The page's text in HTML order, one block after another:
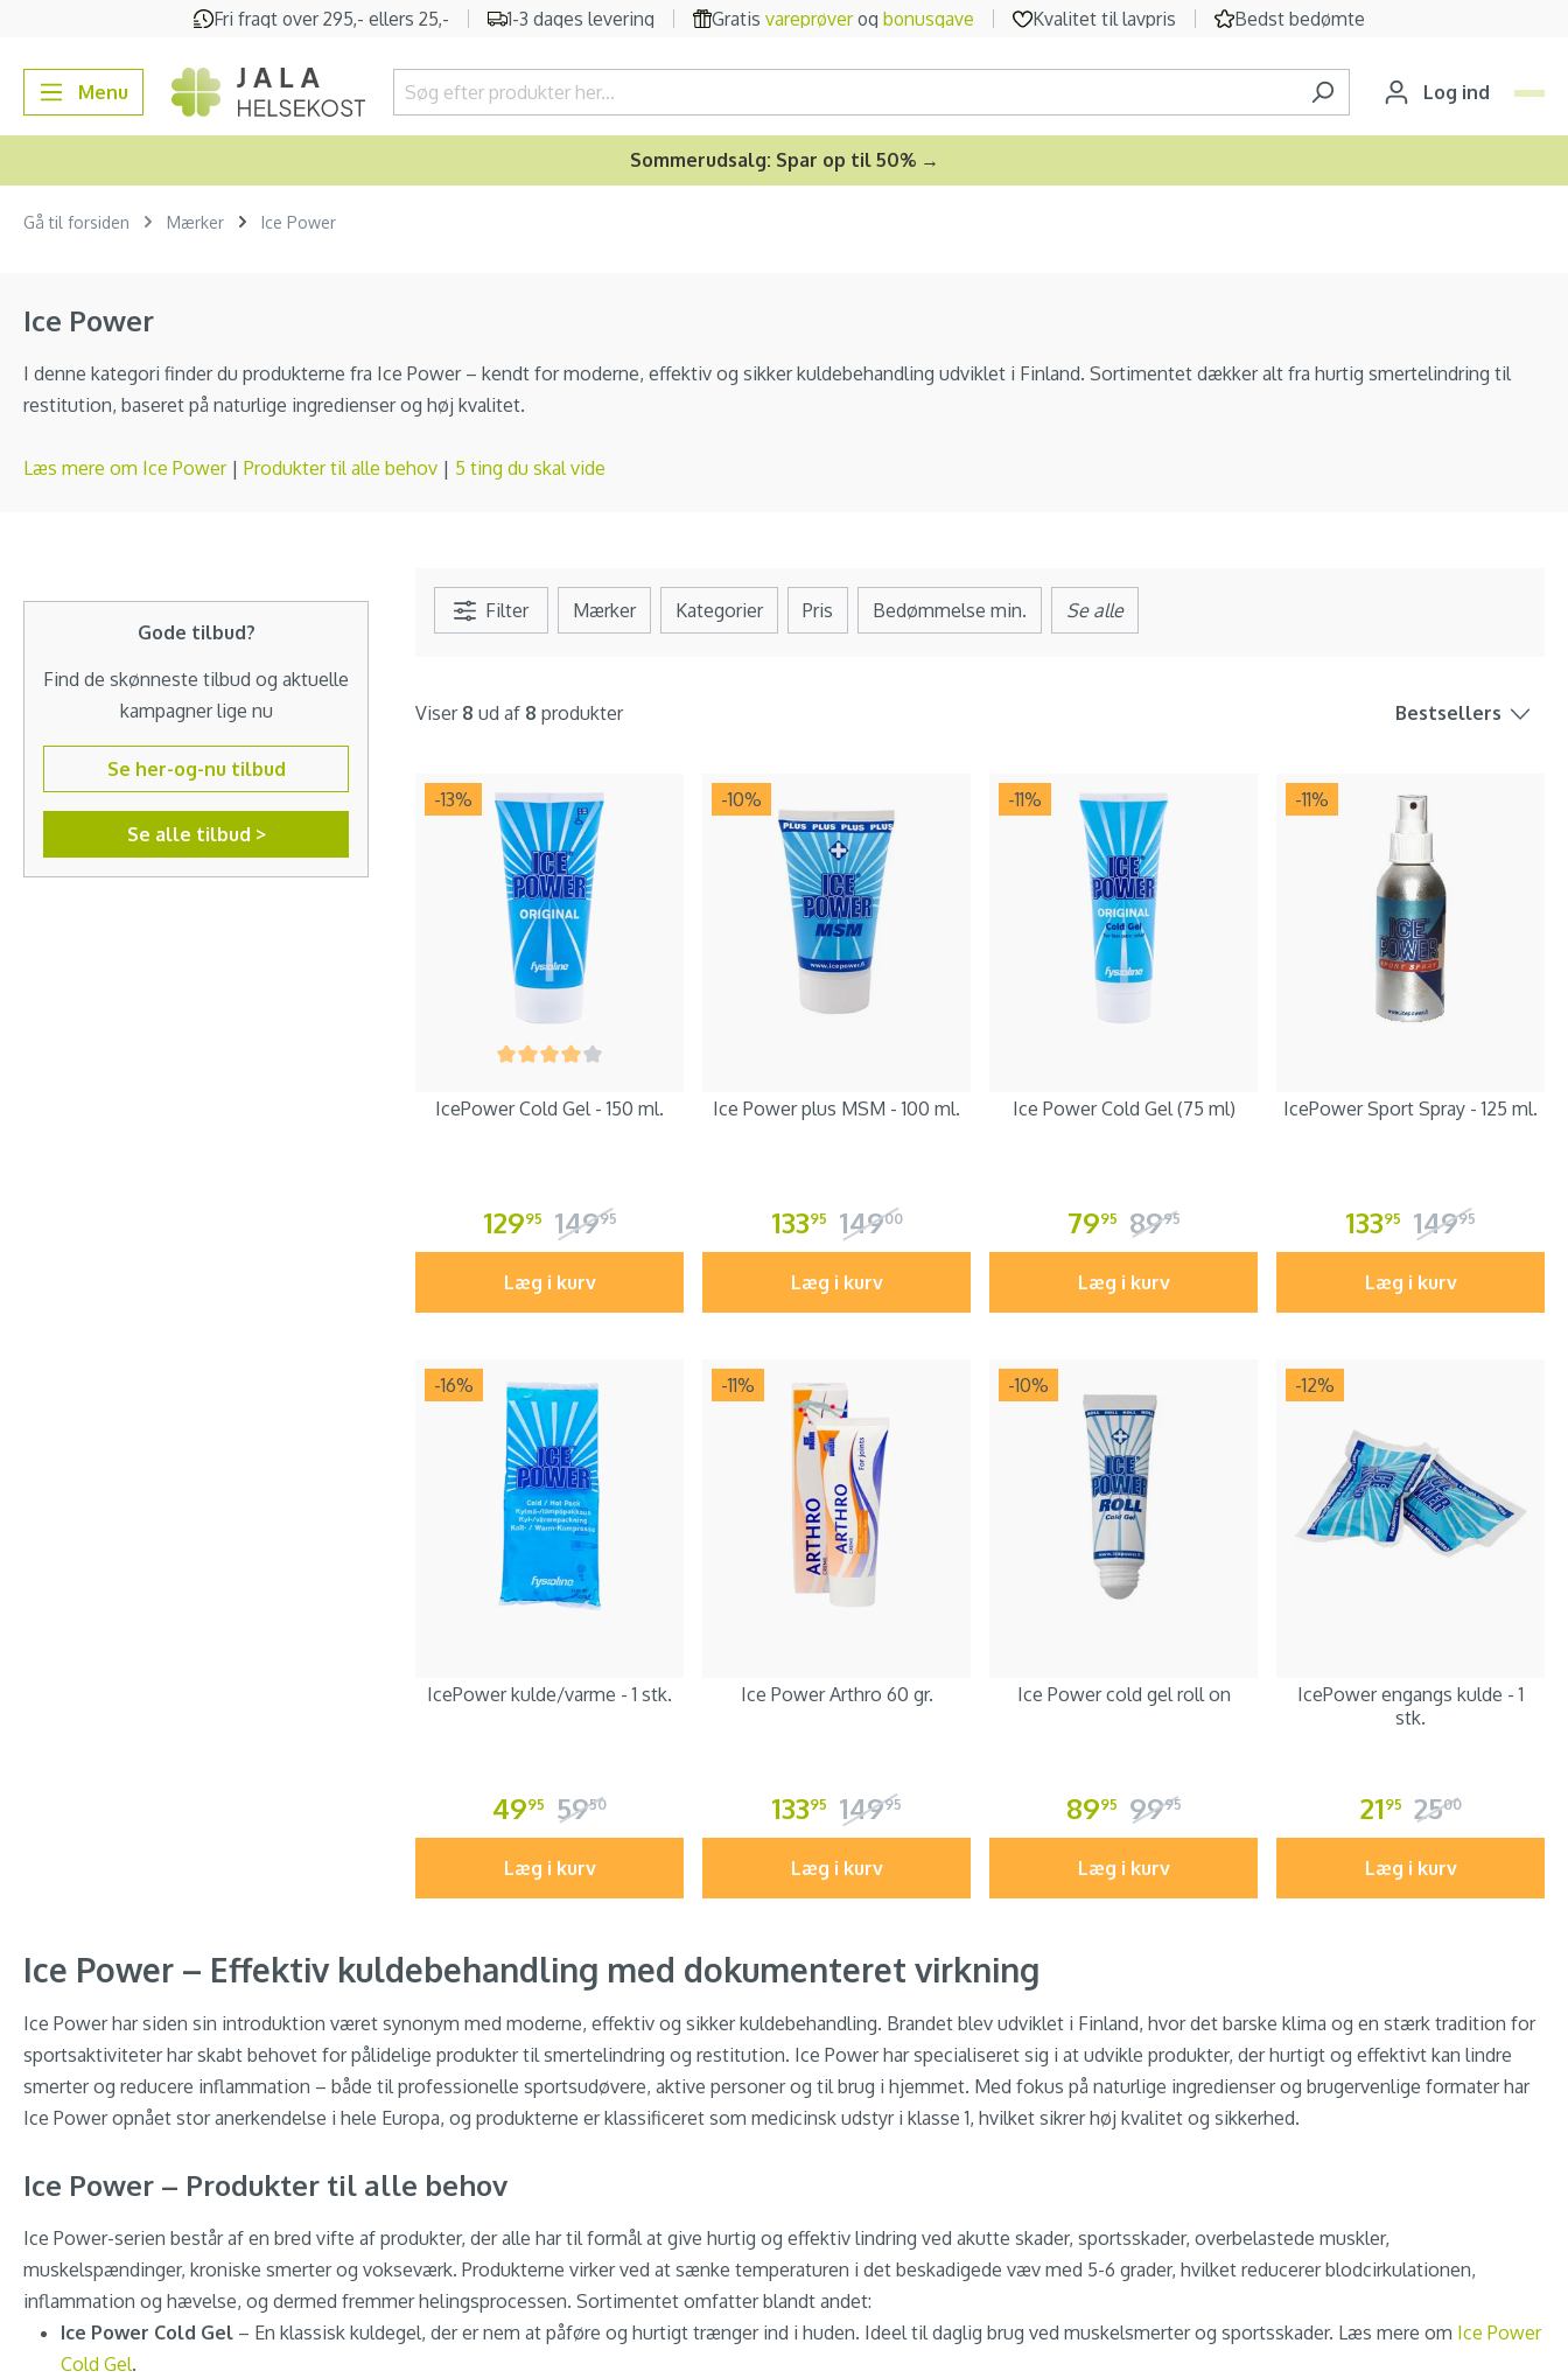
Gå til hovednavigationFri fragt over 295,- ellers 25,- 1-3 dages levering Gratisvareprøverogbonusgave Kvalitet til lavpris Bedst bedømte
Menu Log ind
Sommerudsalg: Spar op til 50% →
Gå til forsiden Mærker Ice Power
Ice Power
I denne kategori finder du produkterne fra Ice Power – kendt for moderne, effektiv og sikker kuldebehandling udviklet i Finland. Sortimentet dækker alt fra hurtig smertelindring til
restitution, baseret på naturlige ingredienser og høj kvalitet.
Læs mere om Ice Power| Produkter til alle behov | 5 ting du skal vide
Gode tilbud?
Find de skønneste tilbud og aktuelle
kampagner lige nu
Se her-og-nu tilbud
Se alle tilbud >
Filter Mærker Kategorier Pris Bedømmelse min. Se alle
Viser 8 ud af 8 produkter Bestsellers
-13%
IcePower Cold Gel - 150 ml.
12995 14995
Læg i kurv
-10%
Ice Power plus MSM - 100 ml.
13395 14900
Læg i kurv
-11%
Ice Power Cold Gel (75 ml)
7995 8995
Læg i kurv
-11%
IcePower Sport Spray - 125 ml.
13395 14995
Læg i kurv
-16%
IcePower kulde/varme - 1 stk.
4995 5950
Læg i kurv
-11%
Ice Power Arthro 60 gr.
13395 14995
Læg i kurv
-10%
Ice Power cold gel roll on
8995 9995
Læg i kurv
-12%
IcePower engangs kulde - 1
stk.
21 95 2500
Læg i kurv
Ice Power – Effektiv kuldebehandling med dokumenteret virkning
Ice Power har siden sin introduktion været synonym med moderne, effektiv og sikker kuldebehandling. Brandet blev udviklet i Finland, hvor det barske klima og en stærk tradition for
sportsaktiviteter har skabt behovet for pålidelige produkter til smertelindring og restitution. Ice Power har specialiseret sig i at udvikle produkter, der hurtigt og effektivt kan lindre
smerter og reducere inflammation – både til professionelle sportsudøvere, aktive personer og til brug i hjemmet. Med fokus på naturlige ingredienser og brugervenlige formater har
Ice Power opnået stor anerkendelse i hele Europa, og produkterne er klassificeret som medicinsk udstyr i klasse 1, hvilket sikrer høj kvalitet og sikkerhed.
Ice Power – Produkter til alle behov
Ice Power-serien består af en bred vifte af produkter, der alle har til formål at give hurtig og effektiv lindring ved akutte skader, sportsskader, overbelastede muskler,
muskelspændinger, kroniske smerter og vokseværk. Produkterne virker ved at sænke temperaturen i det beskadigede væv med 5-6 grader, hvilket reducerer blodcirkulationen,
inflammation og hævelse, og dermed fremmer helingsprocessen. Sortimentet omfatter blandt andet:
Ice Power Cold Gel – En klassisk kuldegel, der er nem at påføre og hurtigt trænger ind i huden. Ideel til daglig brug ved muskelsmerter og sportsskader. Læs mere om Ice Power
Cold Gel.